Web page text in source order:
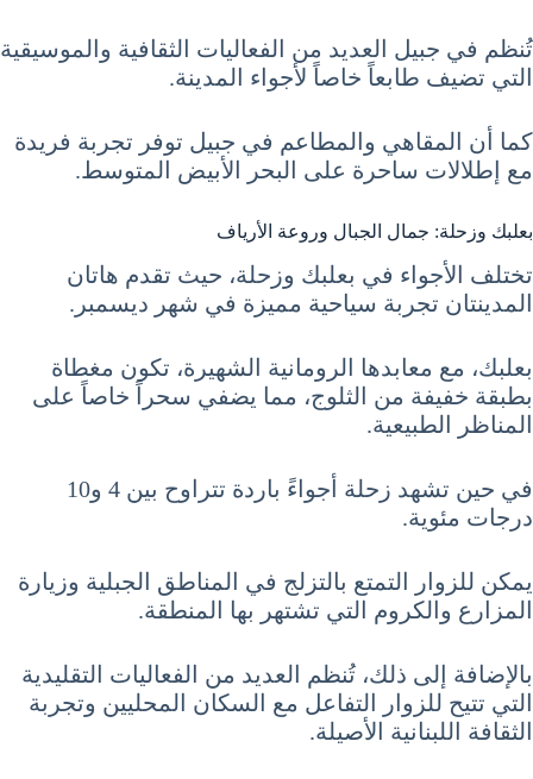
تُنظم في جبيل العديد من الفعاليات الثقافية والموسيقية
التي تضيف طابعاً خاصاً لأجواء المدينة.
كما أن المقاهي والمطاعم في جبيل توفر تجربة فريدة
مع إطلالات ساحرة على البحر الأبيض المتوسط.
بعلبك وزحلة: جمال الجبال وروعة الأرياف
تختلف الأجواء في بعلبك وزحلة، حيث تقدم هاتان
المدينتان تجربة سياحية مميزة في شهر ديسمبر.
بعلبك، مع معابدها الرومانية الشهيرة، تكون مغطاة
بطبقة خفيفة من الثلوج، مما يضفي سحراً خاصاً على
المناظر الطبيعية.
في حين تشهد زحلة أجواءً باردة تتراوح بين 4 و10
درجات مئوية.
يمكن للزوار التمتع بالتزلج في المناطق الجبلية وزيارة
المزارع والكروم التي تشتهر بها المنطقة.
بالإضافة إلى ذلك، تُنظم العديد من الفعاليات التقليدية
التي تتيح للزوار التفاعل مع السكان المحليين وتجربة
الثقافة اللبنانية الأصيلة.